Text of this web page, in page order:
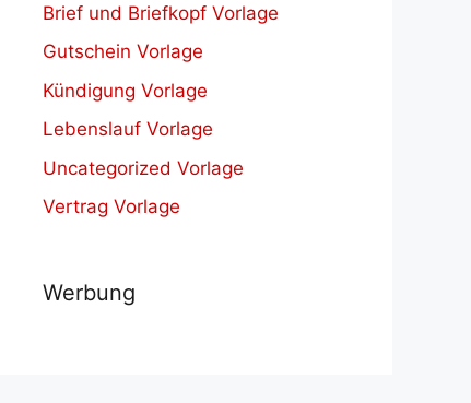
Brief und Briefkopf Vorlage
Gutschein Vorlage
Kündigung Vorlage
Lebenslauf Vorlage
Uncategorized Vorlage
Vertrag Vorlage
Werbung